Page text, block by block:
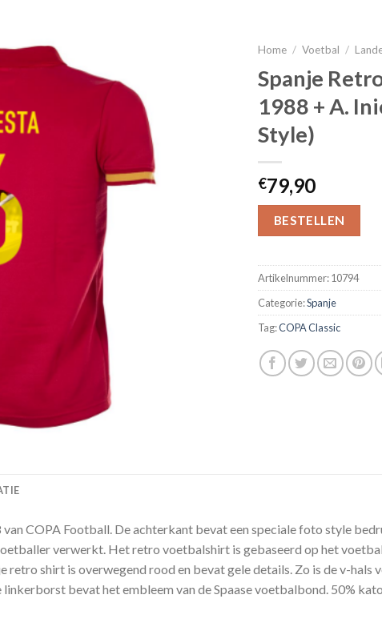
Home / Voetbal /
Spanje
1988 + A.
Style)
€79,90
BESTELLEN
Artikelnummer:10794
Categorie:Spanje
Tag:COPA Classic
COPA Football. De achterkant bevat een speciale foto style
verwerkt. Het retro voetbalshirt is gebaseerd op het
retro shirt is overwegend rood en bevat gele details. Zo is de v-hals
bevat het embleem van de Spaase voetbalbond. 50%